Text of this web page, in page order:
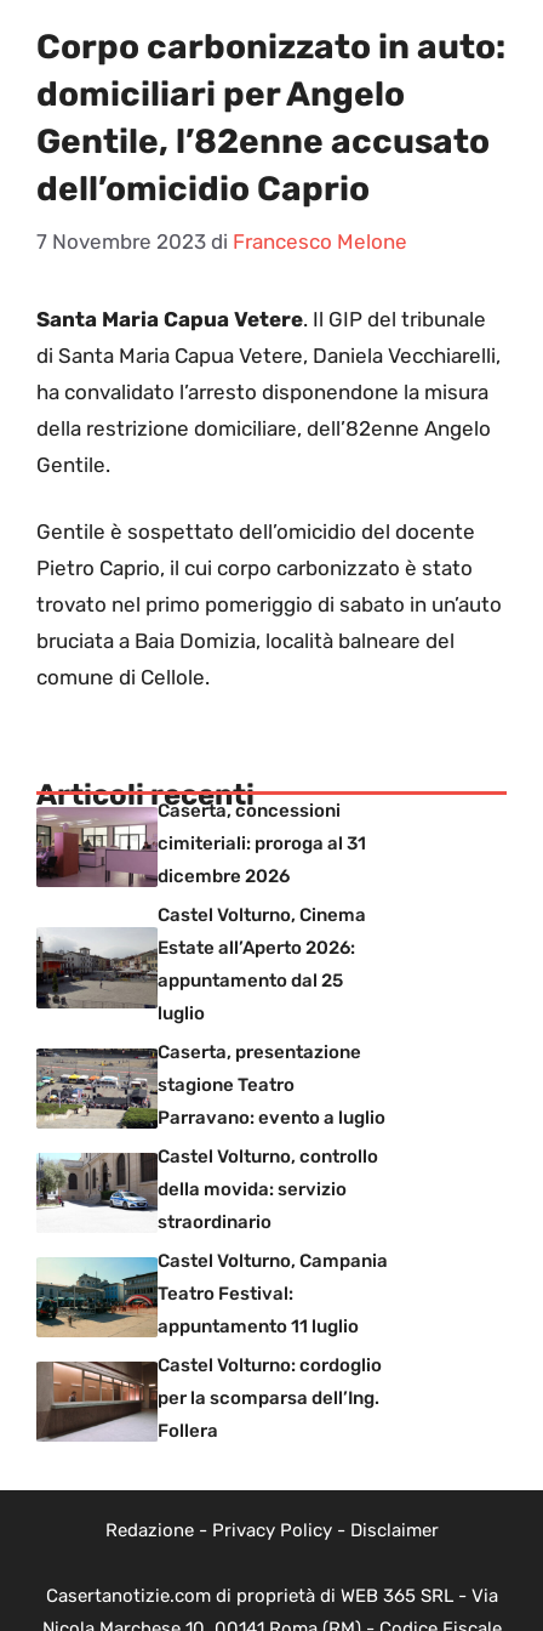
Corpo carbonizzato in auto:
domiciliari per Angelo
Gentile, l’82enne accusato
dell’omicidio Caprio
7 Novembre 2023 di Francesco Melone
Santa Maria Capua Vetere. Il GIP del tribunale
di Santa Maria Capua Vetere, Daniela Vecchiarelli,
ha convalidato l’arresto disponendone la misura
della restrizione domiciliare, dell’82enne Angelo
Gentile.
Gentile è sospettato dell’omicidio del docente
Pietro Caprio, il cui corpo carbonizzato è stato
trovato nel primo pomeriggio di sabato in un’auto
bruciata a Baia Domizia, località balneare del
comune di Cellole.
Articoli recenti
Caserta, concessioni
cimiteriali: proroga al 31
dicembre 2026
Castel Volturno, Cinema
Estate all’Aperto 2026:
appuntamento dal 25
luglio
Caserta, presentazione
stagione Teatro
Parravano: evento a luglio
Castel Volturno, controllo
della movida: servizio
straordinario
Castel Volturno, Campania
Teatro Festival:
appuntamento 11 luglio
Castel Volturno: cordoglio
per la scomparsa dell’Ing.
Follera
Redazione- Privacy Policy- Disclaimer
Casertanotizie.com di proprietà di WEB 365 SRL - Via